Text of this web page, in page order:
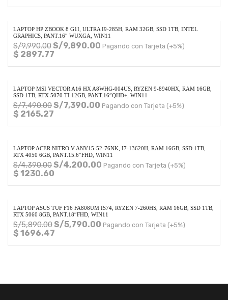
LAPTOP HP ZBOOK 8 G1I, ULTRA I9-285H, RAM 32GB, SSD 1TB, INTEL
GRAPHICS, PANT.16″ WUXGA, WIN11
S/9,990.00S/9,890.00 Pagando con Tarjeta (+5%)
$ 2897.77
LAPTOP MSI VECTOR A16 HX A8WHG-004US, RYZEN 9-8940HX, RAM 16GB,
SSD 1TB, RTX 5070 TI 12GB, PANT.16″QHD+, WIN11
S/7,490.00S/7,390.00 Pagando con Tarjeta (+5%)
$ 2165.27
LAPTOP ACER NITRO V ANV15-52-76NK, I7-13620H, RAM 16GB, SSD 1TB,
RTX 4050 6GB, PANT.15.6″FHD, WIN11
S/4,390.00S/4,200.00 Pagando con Tarjeta (+5%)
$ 1230.60
LAPTOP ASUS TUF F16 FA808UM IS74, RYZEN 7-260HS, RAM 16GB, SSD 1TB,
RTX 5060 8GB, PANT.18″FHD, WIN11
S/5,890.00S/5,790.00 Pagando con Tarjeta (+5%)
$ 1696.47